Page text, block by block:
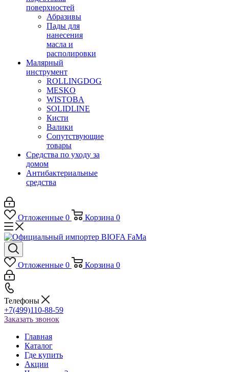
поверхностей
Абразивы
Пады для
нанесения
масла и
располировки
Малярный
инструмент
ROLLINGDOG
MESKO
WISTOBA
SOLIDLINE
Кисти
Валики
Сопутствующие
товары
Средства по уходу за
домом
Антибактериальные
средства
Отложенные 0 Корзина 0
Отложенные 0 Корзина 0
Телефоны
+7(499)110-88-59
Заказать звонок
Главная
Каталог
Где купить
Акции